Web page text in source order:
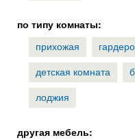
по типу комнаты:
прихожая
детская комната
лоджия
другая мебель: